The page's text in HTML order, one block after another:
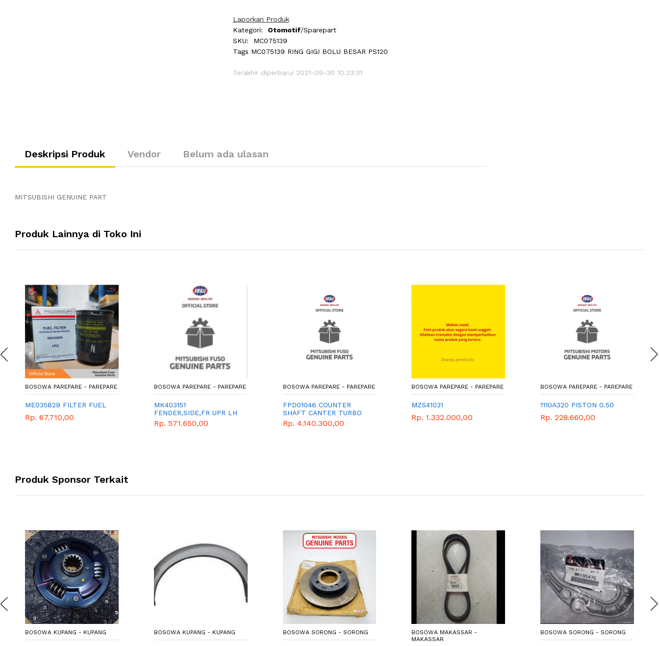
Laporkan Produk
Kategori:
Otomotif/Sparepart
SKU:
MC075139
Tags MC075139 RING GIGI BOLU BESAR PS120
Terakhir diperbarui 2021-09-30 10:23:31
Deskripsi Produk Vendor Belum ada ulasan
MITSUBISHI GENUINE PART
Produk Lainnya di Toko Ini
BOSOWA PAREPARE - PAREPARE
ME035829 FILTER FUEL
Rp. 67.710,00
BOSOWA PAREPARE - PAREPARE
MK403151
FENDER,SIDE,FR UPR LH
Rp. 571.650,00
BOSOWA PAREPARE - PAREPARE
FPD01046 COUNTER
SHAFT CANTER TURBO
Rp. 4.140.300,00
BOSOWA PAREPARE - PAREPARE
MZS41031
Rp. 1.332.000,00
BOSOWA PAREPARE - PAREPARE
1110A320 PISTON 0.50
Rp. 228.660,00
Produk Sponsor Terkait
BOSOWA KUPANG - KUPANG BOSOWA KUPANG - KUPANG BOSOWA SORONG - SORONG
BOSOWA MAKASSAR -
MAKASSAR
BOSOWA SORONG - SORONG